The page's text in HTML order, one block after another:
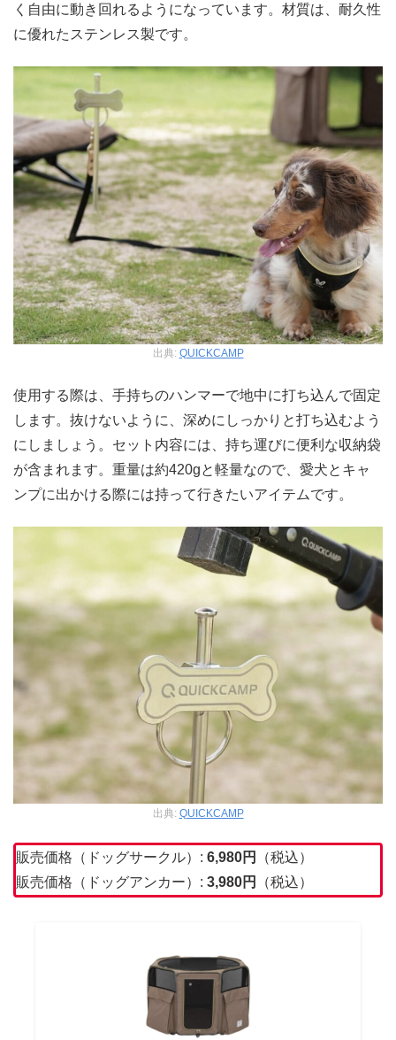
く自由に動き回れるようになっています。材質は、耐久性
に優れたステンレス製です。
出典: QUICKCAMP
使用する際は、手持ちのハンマーで地中に打ち込んで固定
します。抜けないように、深めにしっかりと打ち込むよう
にしましょう。セット内容には、持ち運びに便利な収納袋
が含まれます。重量は約420gと軽量なので、愛犬とキャ
ンプに出かける際には持って行きたいアイテムです。
出典: QUICKCAMP
販売価格（ドッグサークル）: 6,980円
（税込）
販売価格（ドッグアンカー）: 3,980円 （税込）